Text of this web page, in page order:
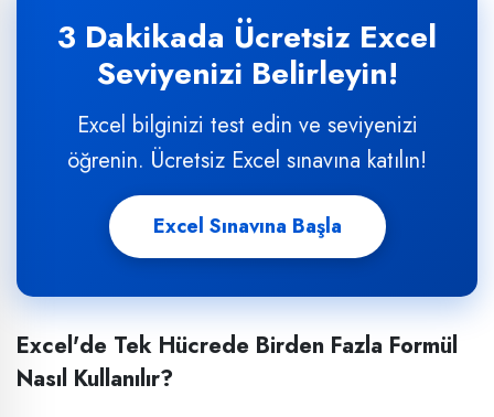
3 Dakikada Ücretsiz Excel
Seviyenizi Belirleyin!
Excel bilginizi test edin ve seviyenizi
öğrenin. Ücretsiz Excel sınavına katılın!
Excel Sınavına Başla
Excel'de Tek Hücrede Birden Fazla Formül
Nasıl Kullanılır?